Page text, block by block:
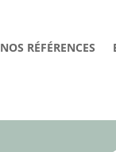
NOS RÉFÉRENCES